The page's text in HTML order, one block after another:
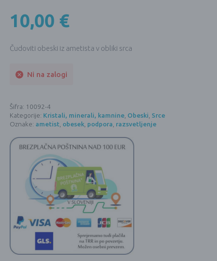
10,00 €
Čudoviti obeski iz ametista v obliki srca
Ni na zalogi
Šifra: 10092-4
Kategorije: Kristali, minerali, kamnine, Obeski, Srce
Oznake: ametist, obesek, podpora, razsvetljenje